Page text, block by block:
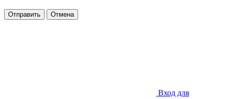
Отправить Отмена
Вход для